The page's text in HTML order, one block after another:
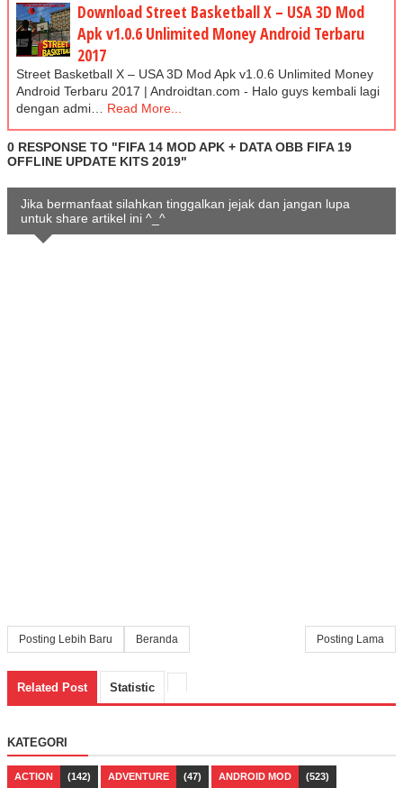
Download Street Basketball X – USA 3D Mod
Apk v1.0.6 Unlimited Money Android Terbaru
2017
Street Basketball X – USA 3D Mod Apk v1.0.6 Unlimited Money
Android Terbaru 2017 | Androidtan.com - Halo guys kembali lagi
dengan admi… Read More...
0 RESPONSE TO "FIFA 14 MOD APK + DATA OBB FIFA 19
OFFLINE UPDATE KITS 2019"
Jika bermanfaat silahkan tinggalkan jejak dan jangan lupa
untuk share artikel ini ^_^
Posting Lebih Baru Posting Lama
Beranda
Related Post Statistic
KATEGORI
ACTION (142) ADVENTURE (47) ANDROID MOD (523)